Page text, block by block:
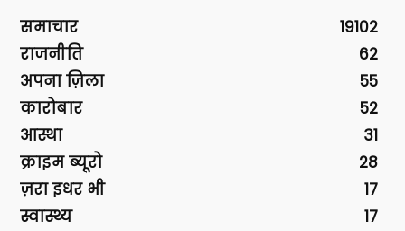
समाचार
19102
राजनीति
62
अपना ज़िला
55
कारोबार
52
आस्था
31
क्राइम ब्यूरो
28
ज़रा इधर भी
17
स्वास्थ्य
17